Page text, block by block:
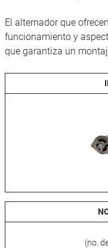
El alternador que
funcionamiento y
que garantiza un
(no.